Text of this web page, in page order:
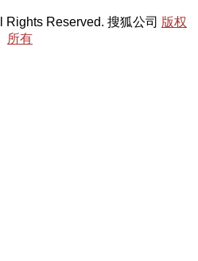
Reserved. 搜狐公司 版权
所有